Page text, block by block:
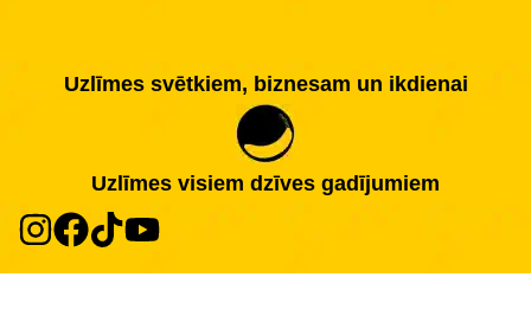
Uzlīmes svētkiem, biznesam un ikdienai
Uzlīmes visiem dzīves gadījumiem